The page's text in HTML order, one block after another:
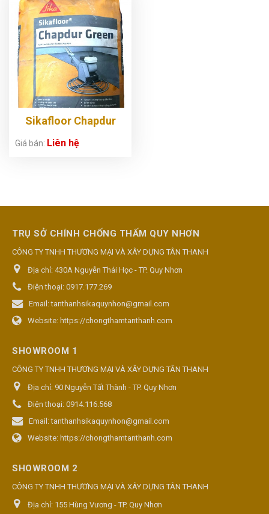
Sikafloor Chapdur
Giá bán: Liên hệ
TRỤ SỞ CHÍNH CHỐNG THẤM QUY NHƠN
CÔNG TY TNHH THƯƠNG MẠI VÀ XÂY DỰNG TÂN THANH
Địa chỉ: 430A Nguyễn Thái Học - TP. Quy Nhơn
Điện thoại: 0917.177.269
Email:tanthanhsikaquynhon@gmail.com
Website: https://chongthamtanthanh.com
SHOWROOM 1
CÔNG TY TNHH THƯƠNG MẠI VÀ XÂY DỰNG TÂN THANH
Địa chỉ: 90 Nguyễn Tất Thành - TP. Quy Nhơn
Điện thoại: 0914.116.568
Email:tanthanhsikaquynhon@gmail.com
Website: https://chongthamtanthanh.com
SHOWROOM 2
CÔNG TY TNHH THƯƠNG MẠI VÀ XÂY DỰNG TÂN THANH
Địa chỉ: 155 Hùng Vương - TP. Quy Nhơn